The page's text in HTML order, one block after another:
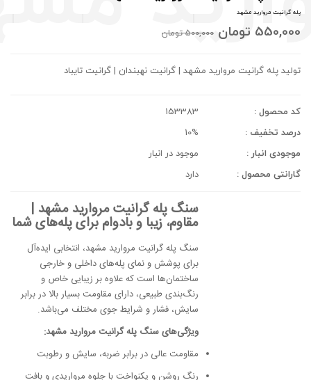
پله گرانیت مروارید مشهد
550,000 تومان 500,000 تومان
تولید پله گرانیت مروارید مشهد | گرانیت نهبندان | گرانیت تایباد
کد محصول :
153383
درصد تخفیف :
10%
موجودی انبار :
موجود در انبار
گارانتی محصول :
دارد
سنگ پله گرانیت مروارید مشهد |
مقاوم، زیبا و بادوام برای پله‌های شما
سنگ پله گرانیت مروارید مشهد، انتخابی ایده‌آل
برای پوشش و نمای پله‌های داخلی و خارجی
ساختمان‌ها است که علاوه بر زیبایی خاص و
رنگ‌بندی طبیعی، دارای مقاومت بسیار بالا در برابر
سایش، فشار و شرایط جوی مختلف می‌باشد.
ویژگی‌های سنگ پله گرانیت مروارید مشهد:
مقاومت عالی در برابر ضربه، سایش و رطوبت
رنگ روشن و یکنواخت با جلوه مرواریدی و بافت